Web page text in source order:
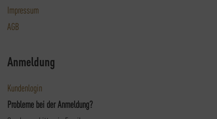
Impressum
AGB
Anmeldung
Kundenlogin
Probleme bei der Anmeldung?